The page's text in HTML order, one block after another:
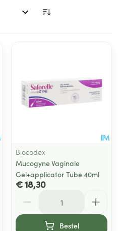
Biocodex
Mucogyne Vaginale
Gel+applicator Tube 40ml
€ 18,30
Bestel